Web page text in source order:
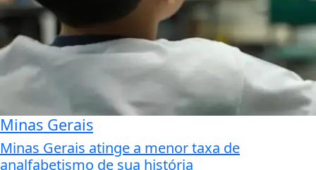
Minas Gerais
Minas Gerais atinge a menor taxa de
analfabetismo de sua história